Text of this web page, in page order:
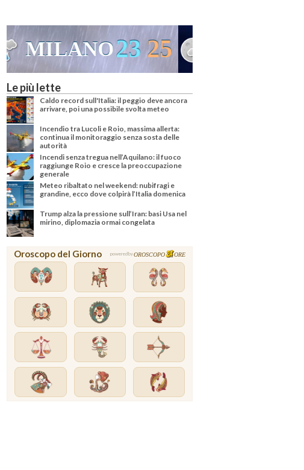
VENEZIA24 36
Le più lette
Caldo record sull'Italia: il peggio deve ancora
arrivare, poi una possibile svolta meteo
Incendio tra Lucoli e Roio, massima allerta:
continua il monitoraggio senza sosta delle
autorità
Incendi senza tregua nell’Aquilano: il fuoco
raggiunge Roio e cresce la preoccupazione
generale
Meteo ribaltato nel weekend: nubifragi e
grandine, ecco dove colpirà l’Italia domenica
Trump alza la pressione sull’Iran: basi Usa nel
mirino, diplomazia ormai congelata
Oroscopo del Giorno powered byOROSCOPO ORE